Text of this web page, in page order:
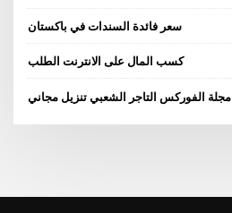
سعر فائدة السندات في باكستان
كسب المال على الانترنت الطلب
مجلة الفوركس التاجر الشعبي تنزيل مجاني